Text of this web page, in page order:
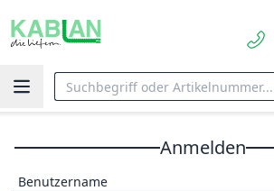
Anmelden
Benutzername